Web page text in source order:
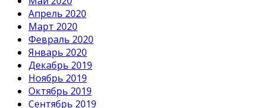
Апрель 2020
Март 2020
Февраль 2020
Январь 2020
Декабрь 2019
Ноябрь 2019
Октябрь 2019
Сентябрь 2019